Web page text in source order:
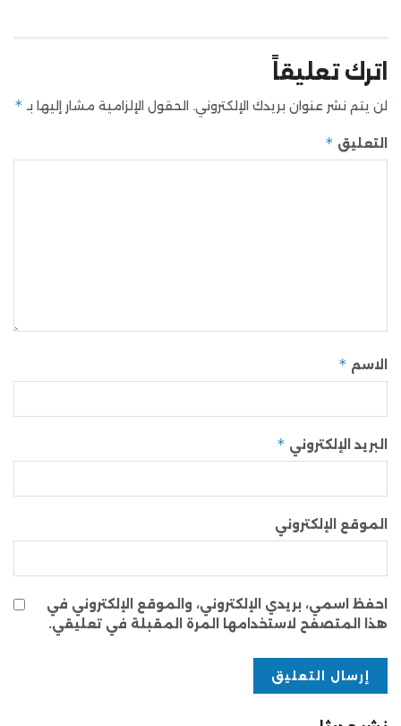
اترك تعليقاً
لن يتم نشر عنوان بريدك الإلكتروني. الحقول الإلزامية مشار إليها بـ *
التعليق *
الاسم *
البريد الإلكتروني *
الموقع الإلكتروني
احفظ اسمي، بريدي الإلكتروني، والموقع الإلكتروني في
هذا المتصفح لاستخدامها المرة المقبلة في تعليقي.